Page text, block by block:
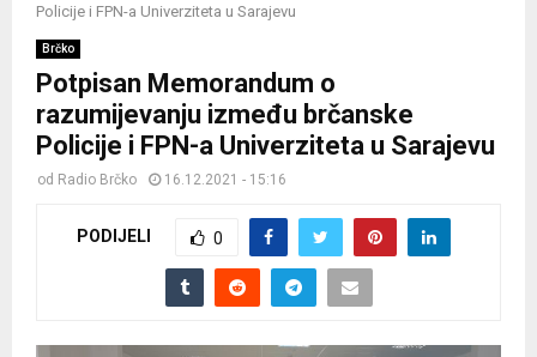
Policije i FPN-a Univerziteta u Sarajevu
Brčko
Potpisan Memorandum o
razumijevanju između brčanske
Policije i FPN-a Univerziteta u Sarajevu
od Radio Brčko 16.12.2021 - 15:16
PODIJELI 0